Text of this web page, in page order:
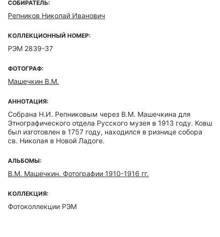
СОБИРАТЕЛЬ:
Репников Николай Иванович
КОЛЛЕКЦИОННЫЙ НОМЕР:
РЭМ 2839-37
ФОТОГРАФ:
Машечкин В.М.
АННОТАЦИЯ:
Собрана Н.И. Репниковым через В.М. Машечкина для
Этнографического отдела Русского музея в 1913 году. Ковш
был изготовлен в 1757 году, находился в ризнице собора
св. Николая в Новой Ладоге.
АЛЬБОМЫ:
В.М. Машечкин. Фотографии 1910-1916 гг.
КОЛЛЕКЦИЯ:
Фотоколлекции РЭМ